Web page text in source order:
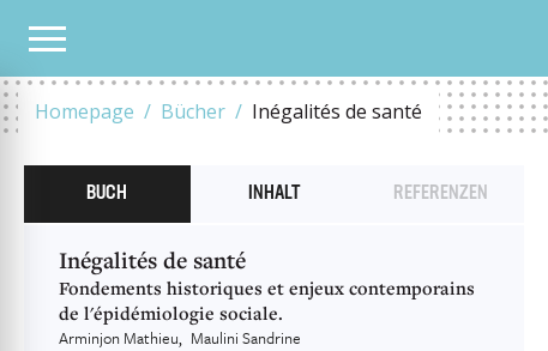
Homepage Bücher Inégalités de santé
UNSER KATALOG
BUCH INHALT REFERENZEN
Inégalités de santé
Fondements historiques et enjeux contemporains
de l'épidémiologie sociale.
Arminjon Mathieu Maulini Sandrine